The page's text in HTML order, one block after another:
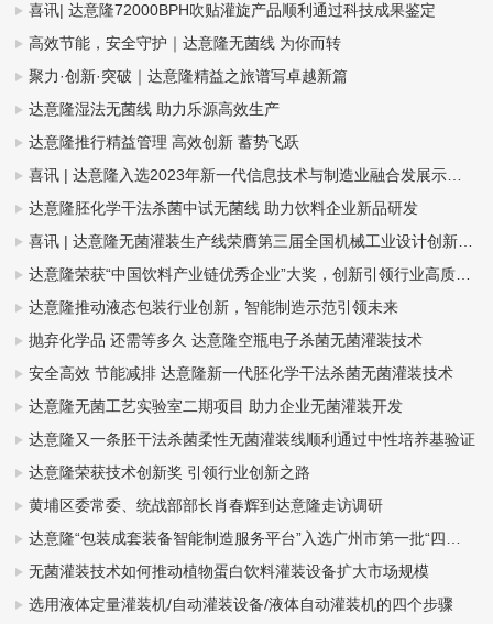
喜讯| 达意隆72000BPH吹贴灌旋产品顺利通过科技成果鉴定
高效节能，安全守护｜达意隆无菌线 为你而转
聚力·创新·突破｜达意隆精益之旅谱写卓越新篇
达意隆湿法无菌线 助力乐源高效生产
达意隆推行精益管理 高效创新 蓄势飞跃
喜讯 | 达意隆入选2023年新一代信息技术与制造业融合发展示范名单，助力食品饮料行业新型工业化发展
达意隆胚化学干法杀菌中试无菌线 助力饮料企业新品研发
喜讯 | 达意隆无菌灌装生产线荣膺第三届全国机械工业设计创新大赛金奖，助力食品饮料行业新型工业化发展
达意隆荣获“中国饮料产业链优秀企业”大奖，创新引领行业高质量发展
达意隆推动液态包装行业创新，智能制造示范引领未来
抛弃化学品 还需等多久 达意隆空瓶电子杀菌无菌灌装技术
安全高效 节能减排 达意隆新一代胚化学干法杀菌无菌灌装技术
达意隆无菌工艺实验室二期项目 助力企业无菌灌装开发
达意隆又一条胚干法杀菌柔性无菌灌装线顺利通过中性培养基验证
达意隆荣获技术创新奖 引领行业创新之路
黄埔区委常委、统战部部长肖春辉到达意隆走访调研
达意隆“包装成套装备智能制造服务平台”入选广州市第一批“四化”赋能重点平台！
无菌灌装技术如何推动植物蛋白饮料灌装设备扩大市场规模
选用液体定量灌装机/自动灌装设备/液体自动灌装机的四个步骤